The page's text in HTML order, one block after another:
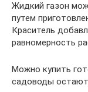
Жидкий газон
путем
Краситель
равномерность
Можно купить
садоводы